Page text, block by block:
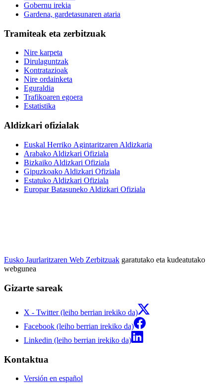
Gobernu irekia
Gardena, gardetasunaren ataria
Tramiteak eta zerbitzuak
Nire karpeta
Dirulaguntzak
Kontratazioak
Nire ordainketa
Eguraldia
Trafikoaren egoera
Estatistika
Aldizkari ofizialak
Euskal Herriko Agintaritzaren Aldizkaria
Arabako Aldizkari Ofiziala
Bizkaiko Aldizkari Ofiziala
Gipuzkoako Aldizkari Ofiziala
Estatuko Aldizkari Ofiziala
Europar Batasuneko Aldizkari Ofiziala
Eusko Jaurlaritzaren Web Zerbitzuak garatutako eta kudeatutako
webgunea
Gizarte sareak
X - Twitter (leiho berrian irekiko da)
Facebook (leiho berrian irekiko da)
Linkedin (leiho berrian irekiko da)
Kontaktua
Versión en español